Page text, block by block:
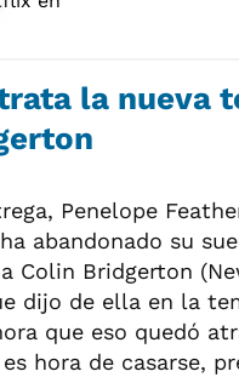
la nueva
Penelope
abandonado su
Colin Bridgerton
dijo de ella en la
que eso quedó
hora de casarse,